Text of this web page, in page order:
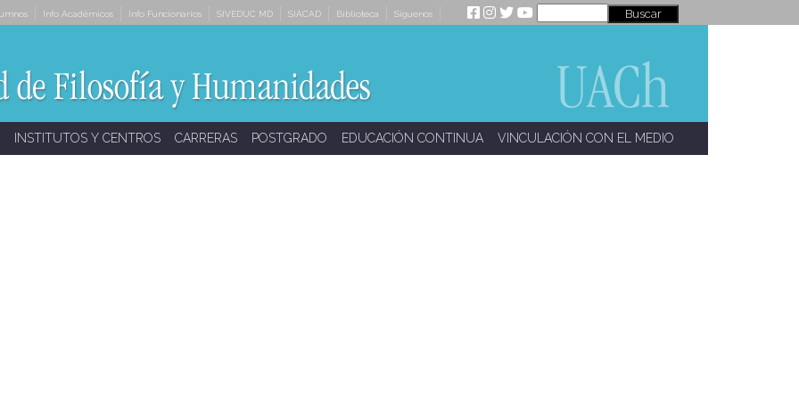
Info Académicos Info Funcionarios SIVEDUC MD SIACAD Biblioteca Síguenos
INSTITUTOS Y CENTROS CARRERAS POSTGRADO EDUCACIÓN CONTINUA VINCULACIÓN CON EL MEDIO